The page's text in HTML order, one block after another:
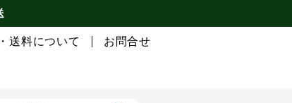
送料について お問合せ